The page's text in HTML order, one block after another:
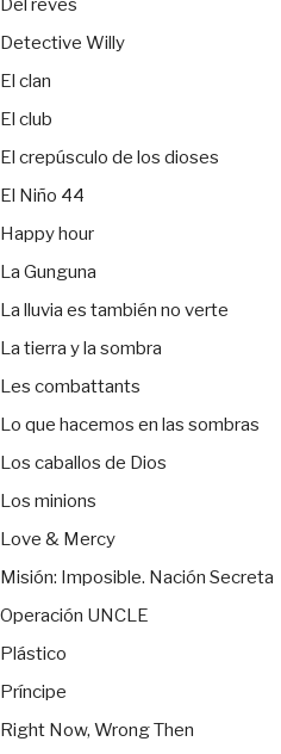
Del revés
Detective Willy
El clan
El club
El crepúsculo de los dioses
El Niño 44
Happy hour
La Gunguna
La lluvia es también no verte
La tierra y la sombra
Les combattants
Lo que hacemos en las sombras
Los caballos de Dios
Los minions
Love & Mercy
Misión: Imposible. Nación Secreta
Operación UNCLE
Plástico
Príncipe
Right Now, Wrong Then